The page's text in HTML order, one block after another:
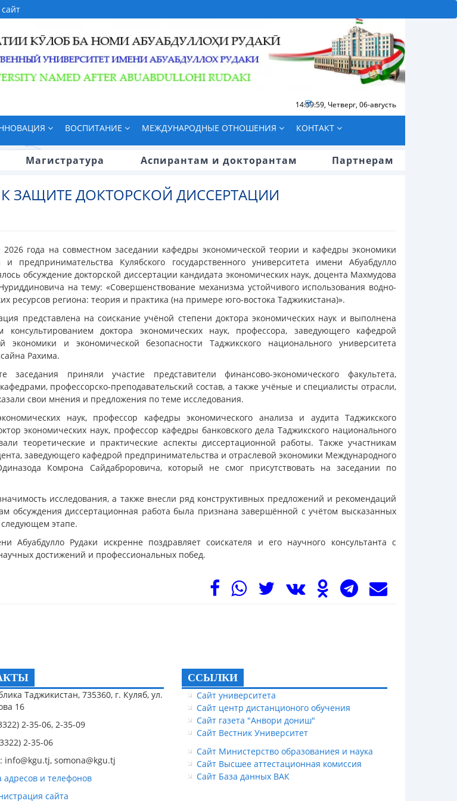
15:00:00, Четверг, 06-августь
ВОСПИТАНИЕ МЕЖДУНАРОДНЫЕ ОТНОШЕНИЯ КОНТАКТ
Магистратура Аспирантам и докторантам Партнерам
ЗАЩИТЕ ДОКТОРСКОЙ ДИССЕРТАЦИИ
года на совместном заседании кафедры экономической теории и кафедры экономики
и предпринимательства Кулябского государственного университета имени Абуабдулло
обсуждение докторской диссертации кандидата экономических наук, доцента Махмудова
на тему: «Совершенствование механизма устойчивого использования водно-
ресурсов региона: теория и практика (на примере юго-востока Таджикистана)».
представлена на соискание учёной степени доктора экономических наук и выполнена
консультированием доктора экономических наук, профессора, заведующего кафедрой
экономики и экономической безопасности Таджикского национального университета
Рахима.
заседания приняли участие представители финансово-экономического факультета,
профессорско-преподавательский состав, а также учёные и специалисты отрасли,
свои мнения и предложения по теме исследования.
наук, профессор кафедры экономического анализа и аудита Таджикского
экономических наук, профессор кафедры банковского дела Таджикского национального
теоретические и практические аспекты диссертационной работы. Также участникам
заведующего кафедрой предпринимательства и отраслевой экономики Международного
Комрона Сайдаброровича, который не смог присутствовать на заседании по
исследования, а также внесли ряд конструктивных предложений и рекомендаций
обсуждения диссертационная работа была признана завершённой с учётом высказанных
этапе.
Абуабдулло Рудаки искренне поздравляет соискателя и его научного консультанта с
достижений и профессиональных побед.
Таджикистан, 735360, г. Куляб, ул.
16
2-35-06, 2-35-09
2-35-06
info@kgu.tj, somona@kgu.tj
адресов и телефонов
сайта
ССЫЛКИ
Сайт университета
Сайт центр дистанционого обучения
Сайт газета "Анвори дониш"
Сайт Вестник Университет
Сайт Министерство образованиея и наука
Сайт Высшее аттестационная комиссия
Сайт База данных ВАК